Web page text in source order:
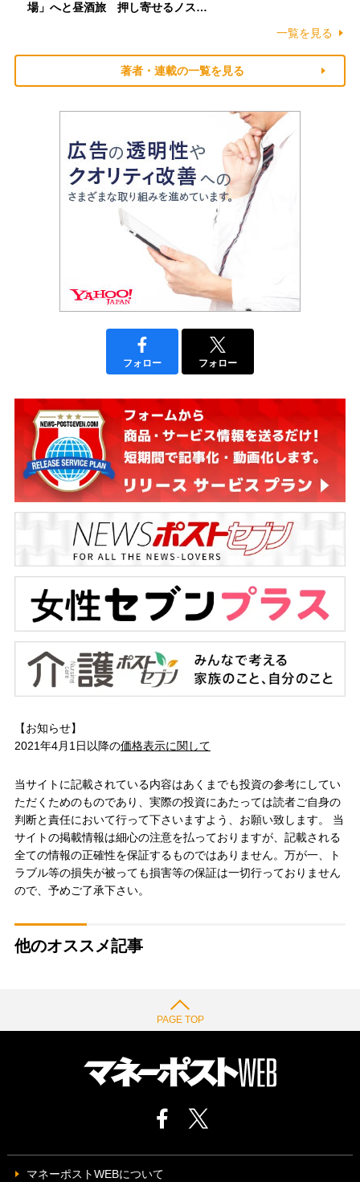
場」へと昼酒旅 押し寄せるノス…
一覧を見る
著者・連載の一覧を見る
フォロー フォロー
【お知らせ】
2021年4月1日以降の価格表示に関して
当サイトに記載されている内容はあくまでも投資の参考にしてい
ただくためのものであり、実際の投資にあたっては読者ご自身の
判断と責任において行って下さいますよう、お願い致します。 当
サイトの掲載情報は細心の注意を払っておりますが、記載される
全ての情報の正確性を保証するものではありません。万が一、ト
ラブル等の損失が被っても損害等の保証は一切行っておりません
ので、予めご了承下さい。
他のオススメ記事
PAGE TOP
マネーポストWEBについて